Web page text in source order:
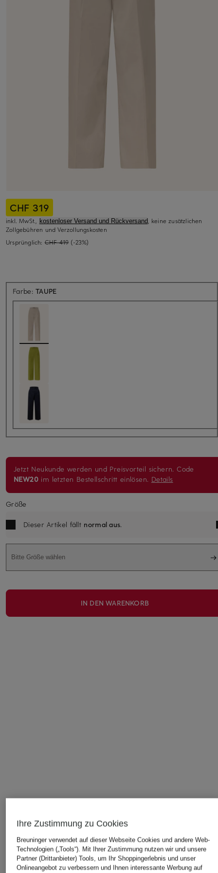
CHF 319
inkl. MwSt., kostenloser Versand und Rückversand, keine zusätzlichen
Zollgebühren und Verzollungskosten
Ursprünglich: CHF 419 (-23%)
Farbe:TAUPE
Jetzt Neukunde werden und Preisvorteil sichern. Code
NEW20 im letzten Bestellschritt einlösen. Details
Größe
Dieser Artikel fällt normal aus.
Bitte Größe wählen
IN DEN WARENKORB
ÄHNLICHE ARTIKEL ENTDECKEN
Ihre Zustimmung zu Cookies
Breuninger verwendet auf dieser Webseite Cookies und andere Web-
Technologien („Tools“). Mit Ihrer Zustimmung nutzen wir und unsere
Partner (Drittanbieter) Tools, um Ihr Shoppingerlebnis und unser
Onlineangebot zu verbessern und Ihnen interessante Werbung auf